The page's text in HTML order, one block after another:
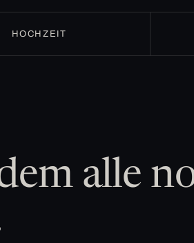
HOCHZEIT
alle